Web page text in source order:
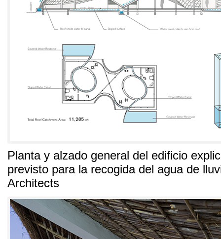
Planta y alzado general del edificio
previsto para la recogida del agua de
Architects